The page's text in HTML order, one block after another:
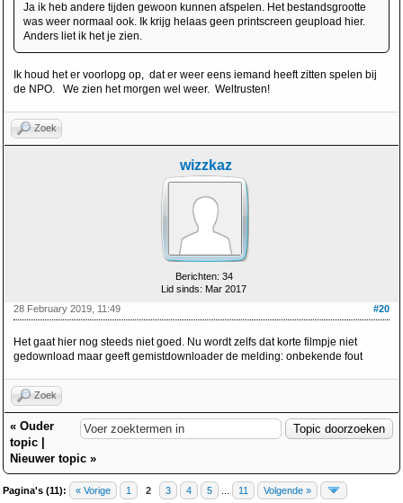
Ja ik heb andere tijden gewoon kunnen afspelen. Het bestandsgrootte
was weer normaal ook. Ik krijg helaas geen printscreen geupload hier.
Anders liet ik het je zien.
Ik houd het er voorlopg op, dat er weer eens iemand heeft zitten spelen bij
de NPO. We zien het morgen wel weer. Weltrusten!
Zoek
wizzkaz
Berichten: 34
Lid sinds: Mar 2017
#20
28 February 2019, 11:49
Het gaat hier nog steeds niet goed. Nu wordt zelfs dat korte filmpje niet
gedownload maar geeft gemistdownloader de melding: onbekende fout
Zoek
« Ouder
topic
Nieuwer topic »
Pagina's (11): « Vorige 1 2 3 4 5 11 Volgende »